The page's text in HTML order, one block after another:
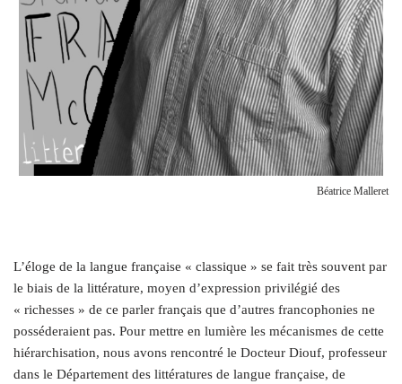
Béatrice Malleret
L’éloge de la langue française « classique » se fait très souvent par
le biais de la littérature, moyen d’expression privilégié des
« richesses » de ce parler français que d’autres francophonies ne
posséderaient pas. Pour mettre en lumière les mécanismes de cette
hiérarchisation, nous avons rencontré le Docteur Diouf, professeur
dans le Département des littératures de langue française, de